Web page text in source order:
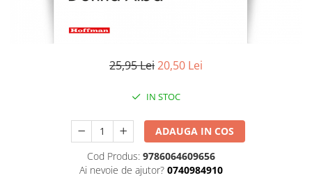
Non-fictiune
Publicistica / Reportaje / Interviuri
Sociologie si filozofie
25,95 Lei20,50 Lei
IN STOC
ADAUGA IN COS
Cod Produs: 9786064609656
Ai nevoie de ajutor? 0740984910